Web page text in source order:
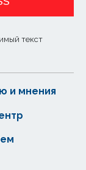
текст
и мнения